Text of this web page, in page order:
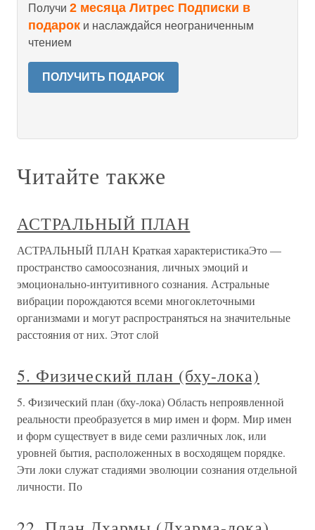
Получи 2 месяца Литрес Подписки в
подарок и наслаждайся неограниченным
чтением
ПОЛУЧИТЬ ПОДАРОК
Читайте также
АСТРАЛЬНЫЙ ПЛАН
АСТРАЛЬНЫЙ ПЛАН Краткая характеристикаЭто —
пространство самоосознания, личных эмоций и
эмоционально-интуитивного сознания. Астральные
вибрации порождаются всеми многоклеточными
организмами и могут распространяться на значительные
расстояния от них. Этот слой
5. Физический план (бху-лока)
5. Физический план (бху-лока) Область непроявленной
реальности преобразуется в мир имен и форм. Мир имен
и форм существует в виде семи различных лок, или
уровней бытия, расположенных в восходящем порядке.
Эти локи служат стадиями эволюции сознания отдельной
личности. По